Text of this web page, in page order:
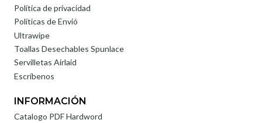
Política de privacidad
Políticas de Envió
Ultrawipe
Toallas Desechables Spunlace
Servilletas Airlaid
Escríbenos
INFORMACIÓN
Catalogo PDF Hardword